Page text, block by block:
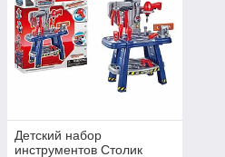
Детский набор
инструментов Столик